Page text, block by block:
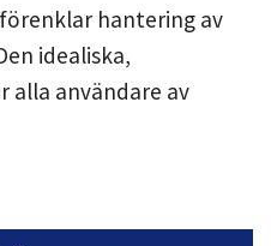
hantering av
idealiska,
alla användare av